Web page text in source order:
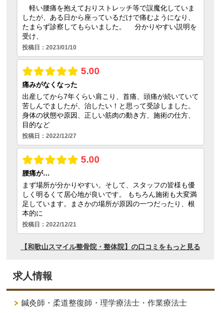
求人情報
鍼灸師・柔道整復師・理学療法士・作業療法士